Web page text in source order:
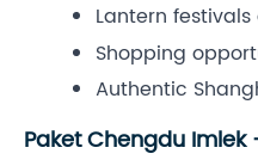
Lantern
Shopping
Authentic
Paket Chengdu